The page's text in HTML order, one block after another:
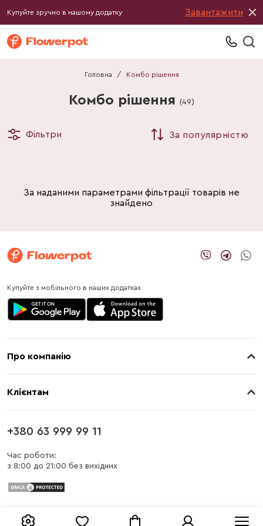
Купуйте зручно в нашому додатку Завантажити
Головна / Комбо рішення
Комбо рішення (49)
Фільтри За популярністю
За наданими параметрами фільтрації товарів не
знайдено
Купуйте з мобільного в наших додатках
Про компанію
Клієнтам
Оплата
Блог
Публічна оферта
+380 63 999 99 11
Час роботи:
з 8:00 до 21:00 без вихідних